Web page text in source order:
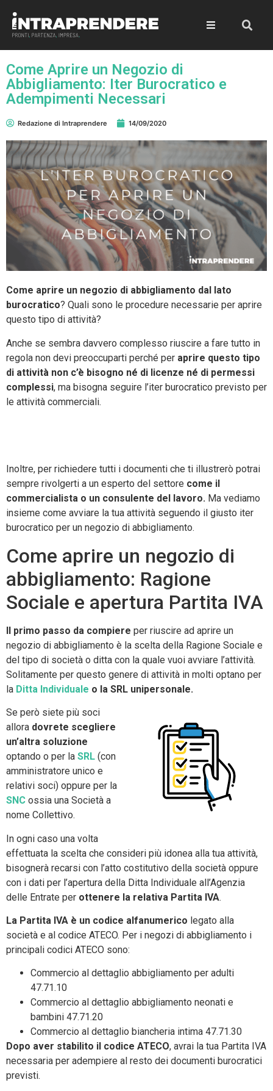
Come Aprire un Negozio di
Abbigliamento: Iter Burocratico e
Adempimenti Necessari
Redazione di Intraprendere 14/09/2020
Come aprire un negozio di abbigliamento dal lato
burocratico? Quali sono le procedure necessarie per aprire
questo tipo di attività?
Anche se sembra davvero complesso riuscire a fare tutto in
regola non devi preoccuparti perché per aprire questo tipo
di attività non c’è bisogno né di licenze né di permessi
complessi, ma bisogna seguire l’iter burocratico previsto per
le attività commerciali.
Inoltre, per richiedere tutti i documenti che ti illustrerò potrai
sempre rivolgerti a un esperto del settore come il
commercialista o un consulente del lavoro. Ma vediamo
insieme come avviare la tua attività seguendo il giusto iter
burocratico per un negozio di abbigliamento.
Come aprire un negozio di
abbigliamento: Ragione
Sociale e apertura Partita IVA
Il primo passo da compiere per riuscire ad aprire un
negozio di abbigliamento è la scelta della Ragione Sociale e
del tipo di società o ditta con la quale vuoi avviare l’attività.
Solitamente per questo genere di attività in molti optano per
la Ditta Individuale o la SRL unipersonale.
Se però siete più soci
allora dovrete scegliere
un’altra soluzione
optando o per la SRL (con
amministratore unico e
relativi soci) oppure per la
SNC ossia una Società a
nome Collettivo.
In ogni caso una volta
effettuata la scelta che consideri più idonea alla tua attività,
bisognerà recarsi con l’atto costitutivo della società oppure
con i dati per l’apertura della Ditta Individuale all’Agenzia
delle Entrate per ottenere la relativa Partita IVA.
La Partita IVA è un codice alfanumerico legato alla
società e al codice ATECO. Per i negozi di abbigliamento i
principali codici ATECO sono:
Commercio al dettaglio abbigliamento per adulti
47.71.10
Commercio al dettaglio abbigliamento neonati e
bambini 47.71.20
Commercio al dettaglio biancheria intima 47.71.30
Dopo aver stabilito il codice ATECO, avrai la tua Partita IVA
necessaria per adempiere al resto dei documenti burocratici
previsti.